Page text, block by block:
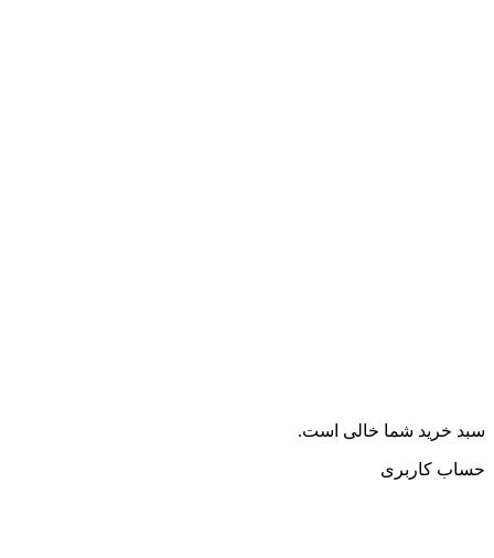
سبد خرید شما خالی است.
حساب کاربری